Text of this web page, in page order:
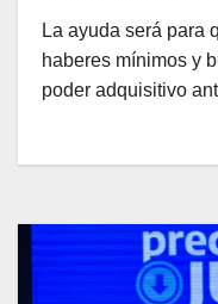
La ayuda será para
haberes mínimos y
poder adquisitivo